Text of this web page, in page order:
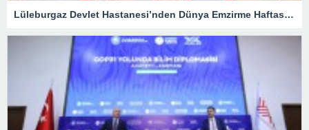
Lüleburgaz Devlet Hastanesi’nden Dünya Emzirme Haftası Katılımı